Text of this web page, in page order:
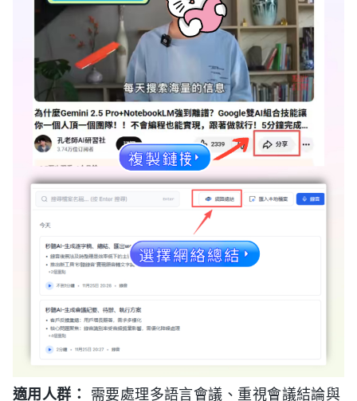
適用人群： 需要處理多語言會議、重視會議結論與